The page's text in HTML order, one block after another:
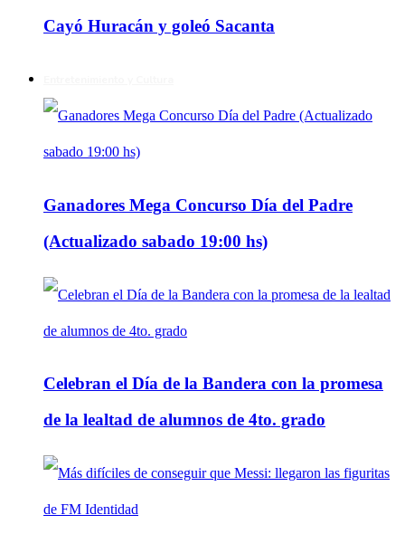
Cayó Huracán y goleó Sacanta
Ganadores Mega Concurso Día del Padre
(Actualizado sabado 19:00 hs)
Celebran el Día de la Bandera con la promesa
de la lealtad de alumnos de 4to. grado